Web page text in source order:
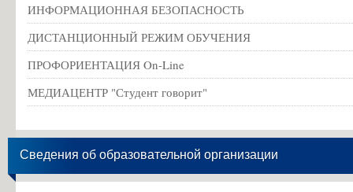
ИНФОРМАЦИОННАЯ БЕЗОПАСНОСТЬ
ДИСТАНЦИОННЫЙ РЕЖИМ ОБУЧЕНИЯ
ПРОФОРИЕНТАЦИЯ On-Line
МЕДИАЦЕНТР "Студент говорит"
Сведения об образовательной организации